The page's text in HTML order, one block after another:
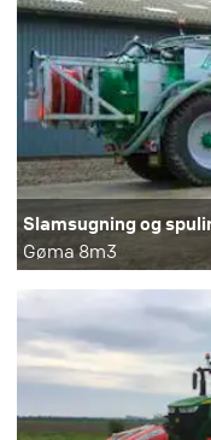
Slamsugning og
Gøma 8m3